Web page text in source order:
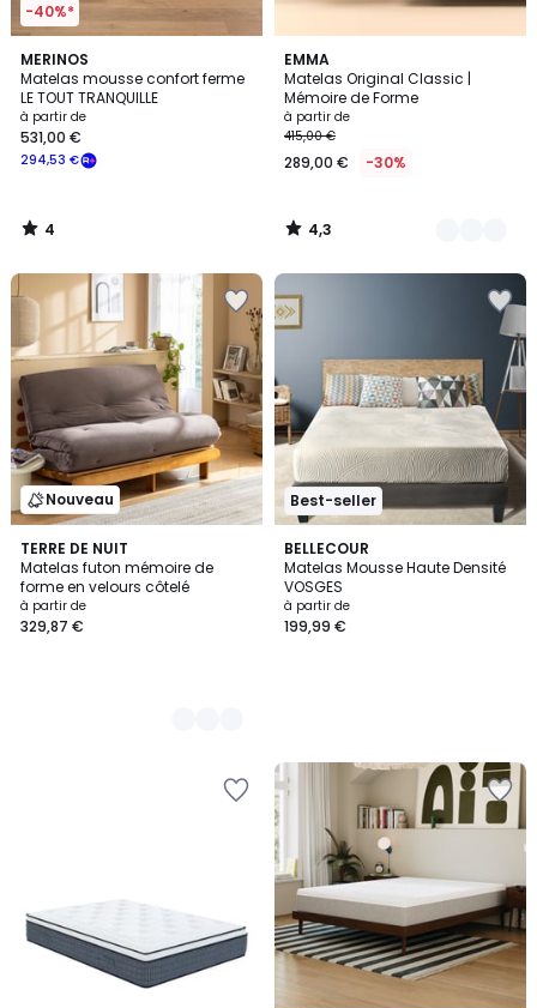
-40%*
MERINOS
Matelas mousse confort ferme
LE TOUT TRANQUILLE
à partir de
294,53 €
531,00 €
4
/
5
4
/
EMMA
Matelas Original Classic |
Mémoire de Forme
à partir de
415,00 €
289,00 € -30%
4,3
/ 5
2
Couleurs
4,3
/
Nouveau
TERRE DE NUIT
Matelas futon mémoire de
forme en velours côtelé
à partir de
329,87 €
4
Couleurs
Best-seller
BELLECOUR
Matelas Mousse Haute Densité
VOSGES
à partir de
199,99 €